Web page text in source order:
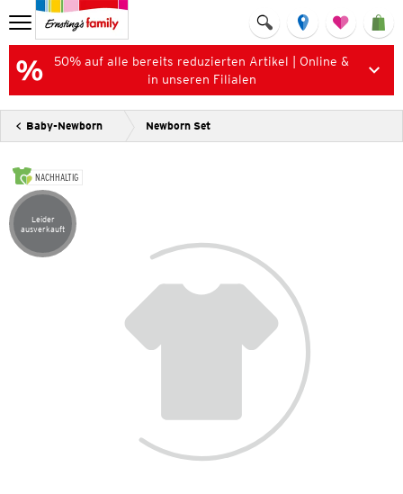
50% auf alle bereits reduzierten Artikel | Online &
in unseren Filialen
Baby-Newborn Newborn Set
NACHHALTIG
Artikel leider ausverkauft
Leider
ausverkauft